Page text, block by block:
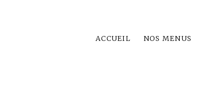
ACCUEIL NOS MENUS